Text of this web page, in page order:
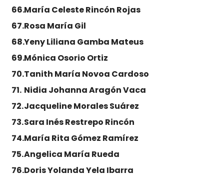
María Celeste Rincón Rojas
Rosa María Gil
Yeny Liliana Gamba Mateus
Mónica Osorio Ortiz
Tanith María Novoa Cardoso
Nidia Johanna Aragón Vaca
Jacqueline Morales Suárez
Sara Inés Restrepo Rincón
María Rita Gómez Ramírez
Angelica María Rueda
Doris Yolanda Yela Ibarra